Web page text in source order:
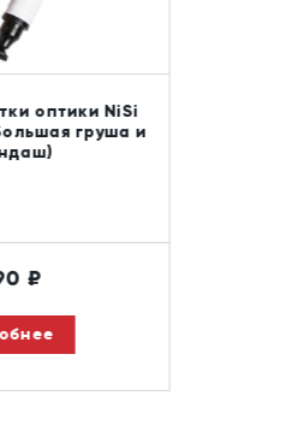
Nisi Allure Soft
рассеивающий